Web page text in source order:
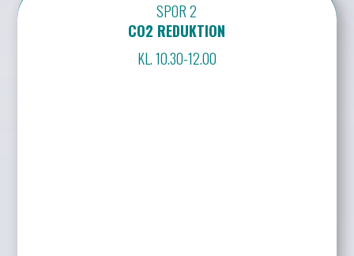
SPOR 2
CO2 REDUKTION
KL. 10.30-12.00